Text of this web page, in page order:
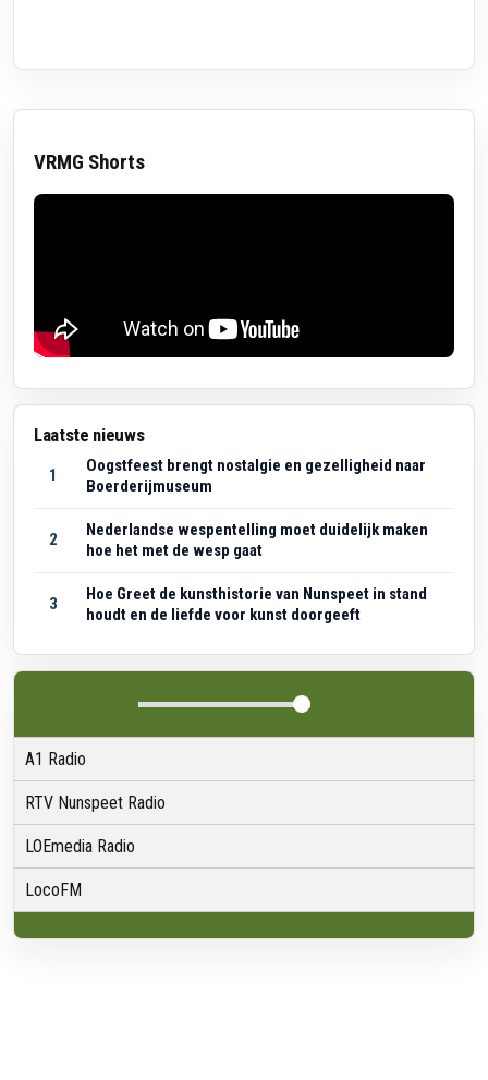
VRMG Shorts
Laatste nieuws
1
Oogstfeest brengt nostalgie en gezelligheid naar
Boerderijmuseum
2
Nederlandse wespentelling moet duidelijk maken
hoe het met de wesp gaat
3
Hoe Greet de kunsthistorie van Nunspeet in stand
houdt en de liefde voor kunst doorgeeft
A1 Radio
RTV Nunspeet Radio
LOEmedia Radio
LocoFM